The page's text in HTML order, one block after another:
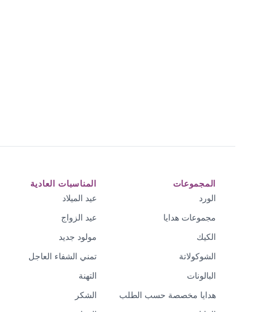
المجموعات
الورد
مجموعات هدايا
الكيك
الشوكولاتة
البالونات
هدايا مخصصة حسب الطلب
المناسبات العادية
عيد الميلاد
عيد الزواج
مولود جديد
تمني الشفاء العاجل
التهنة
الشكر